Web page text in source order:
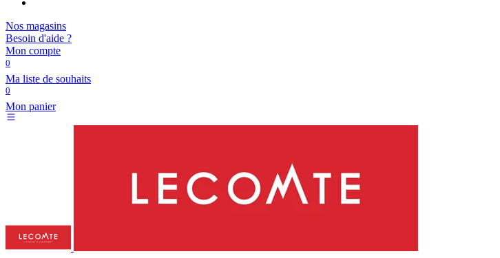
Nos magasins
Besoin d'aide ?
Mon compte
0
Ma liste de souhaits
0
Mon panier